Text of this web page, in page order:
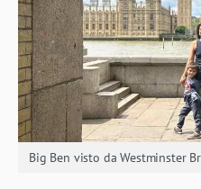
Big Ben visto da Westminster